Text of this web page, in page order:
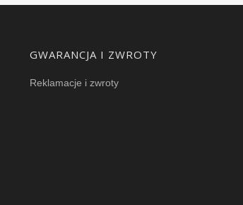
GWARANCJA I ZWROTY
Reklamacje i zwroty